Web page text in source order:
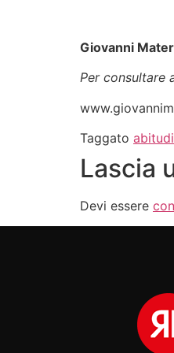
Giovanni
Per consultare
Taggato
Lascia
Devi essere